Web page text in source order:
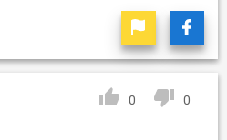
0 0